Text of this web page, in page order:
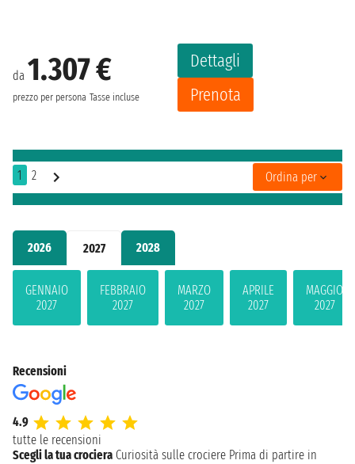
2026 2027 2028
GENNAIO
2027
FEBBRAIO
2027
MARZO
2027
APRILE
2027
MAGGIO
2027
da 1.307 €
prezzo per persona Tasse incluse
Dettagli
Prenota
1 2 Ordina per
Recensioni
4.9
tutte le recensioni
Scegli la tua crociera Curiosità sulle crociere Prima di partire in